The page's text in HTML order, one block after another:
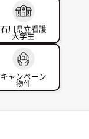
石川県立看護
大学生
キャンペーン
物件